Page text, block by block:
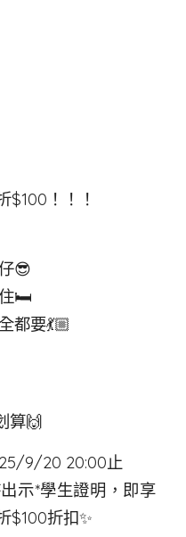
$100！！！
😎
住🛏️
都要💃🏼
算🙌
9/20 20:00止
示*學生證明，即享
$100折扣✨